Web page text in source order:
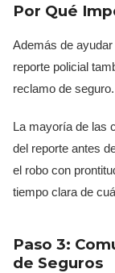
Por Qué
Además de
reporte policial
reclamo de seguro.
La mayoría de las
del reporte antes
el robo con
tiempo clara de
Paso 3:
de Seguros